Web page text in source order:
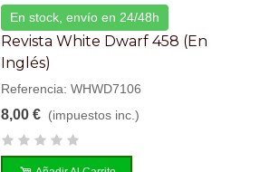
En stock, envío en 24/48h
Revista White Dwarf 458 (en
Inglés)
Referencia: WHWD7106
8,00 € (impuestos inc.)